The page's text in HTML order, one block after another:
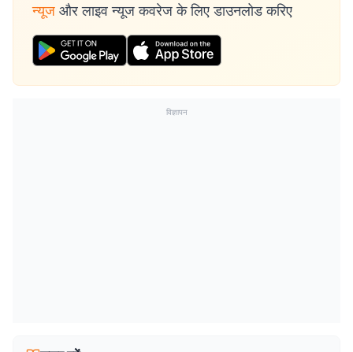
न्यूज और लाइव न्यूज कवरेज के लिए डाउनलोड करिए
विज्ञापन